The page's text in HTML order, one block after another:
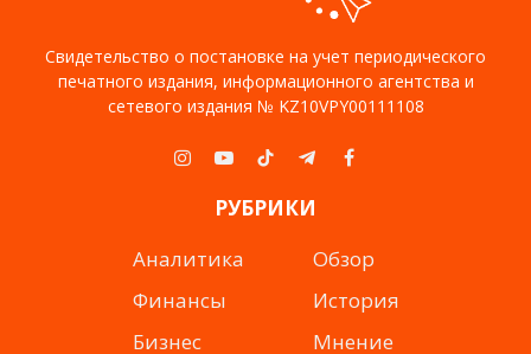
Свидетельство о постановке на учет периодического
печатного издания, информационного агентства и
сетевого издания № KZ10VPY00111108
Instagram
YouTubeTikTokTelegramFacebook
РУБРИКИ
Аналитика
Финансы
Бизнес
Обзор
История
Мнение